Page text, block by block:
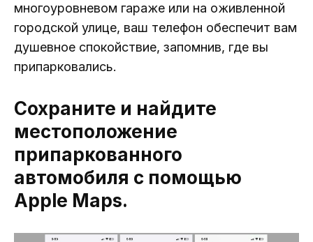
многоуровневом гараже или на оживленной
городской улице, ваш телефон обеспечит вам
душевное спокойствие, запомнив, где вы
припарковались.
Сохраните и найдите
местоположение
припаркованного
автомобиля с помощью
Apple Maps.